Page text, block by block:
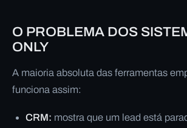
O PROBLEMA DOS
ONLY
A maioria absoluta das ferramentas
funciona assim:
CRM: mostra que um lead está